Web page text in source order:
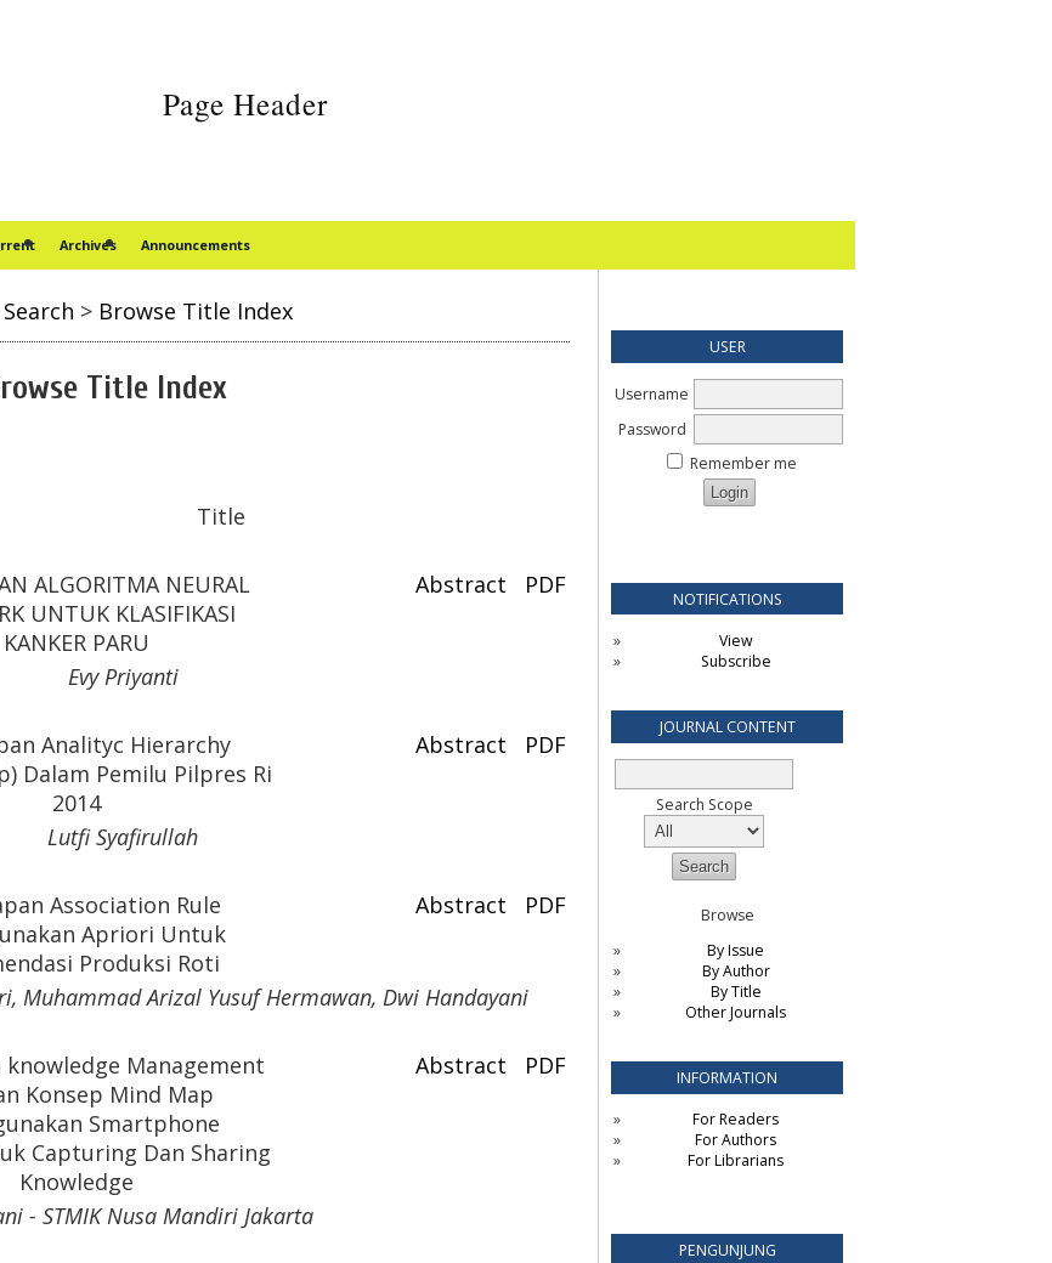
USER
Username
Password
Remember me
NOTIFICATIONS
View
Subscribe
JOURNAL CONTENT
Search Scope
Browse
By Issue
By Author
By Title
Other Journals
INFORMATION
For Readers
For Authors
For Librarians
PENGUNJUNG
Archives Announcements
Search > Browse Title Index
Title Index
Title
ALGORITMA NEURAL
UNTUK KLASIFIKASI
KANKER PARU
Abstract PDF
Evy Priyanti
Analityc Hierarchy
Dalam Pemilu Pilpres Ri
2014
Abstract PDF
Lutfi Syafirullah
Association Rule
Apriori Untuk
Produksi Roti
Abstract PDF
Muhammad Arizal Yusuf Hermawan, Dwi Handayani
knowledge Management
Konsep Mind Map
Smartphone
Capturing Dan Sharing
Knowledge
Abstract PDF
- STMIK Nusa Mandiri Jakarta